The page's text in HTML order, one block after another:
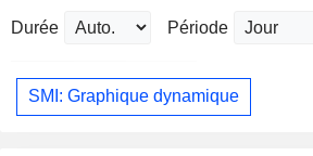
Durée Période
SMI: Graphique dynamique